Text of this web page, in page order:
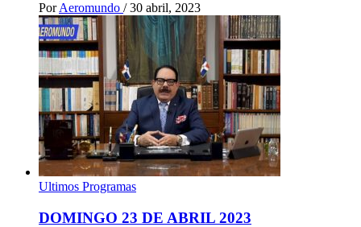
Por Aeromundo / 30 abril, 2023
Ultimos Programas
DOMINGO 23 DE ABRIL 2023